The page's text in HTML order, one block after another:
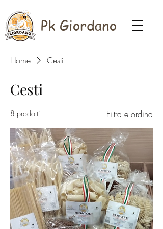
Pk Giordano
Home Cesti
Cesti
8 prodotti Filtra e ordina